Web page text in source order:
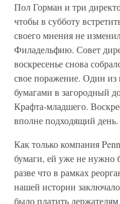
Пол Горман и три
чтобы в субботу
своего мнения не
Филадельфию. Совет
воскресенье снова
свое поражение. Один
бумагами в загородный
Крафта-младшего.
вполне подходящий день.
Как только компания
бумаги, ей уже не нужно
разве что в рамках
нашей истории
было платить